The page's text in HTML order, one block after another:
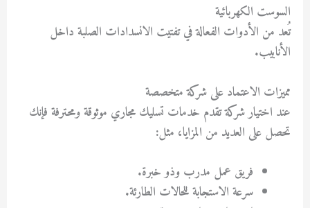
السوست الكهربائية
تُعد من الأدوات الفعالة في تفتيت الانسدادات الصلبة داخل
الأنابيب.
مميزات الاعتماد على شركة متخصصة
عند اختيار شركة تقدم خدمات تسليك مجاري موثوقة ومحترفةفإنك
تحصل على العديد من المزايا، مثل:
فريق عمل مدرب وذو خبرة.
سرعة الاستجابة للحالات الطارئة.